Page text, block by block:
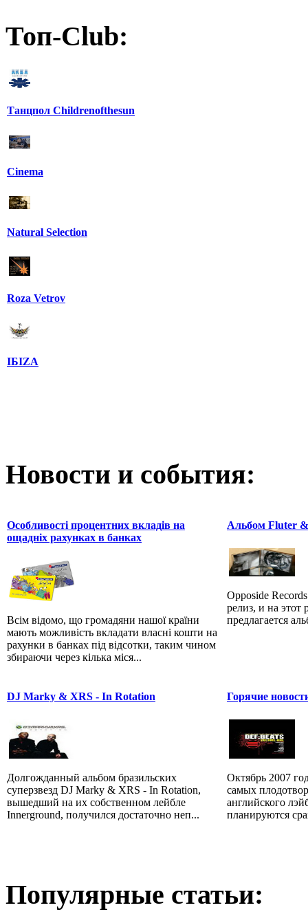
Топ-Club:
Танцпол Childrenofthesun
Cinema
Natural Selection
Roza Vetrov
IБIZA
Новости и события:
Особливості процентних вкладів на
ощадніх рахунках в банках
Всім відомо, що громадяни нашої країни
мають можливість вкладати власні кошти на
рахунки в банках під відсотки, таким чином
збираючи через кілька міся...
Альбом Fluter
Opposide
релиз, и на этот
предлагается
DJ Marky & XRS - In Rotation
Долгожданный альбом бразильских
суперзвезд DJ Marky & XRS - In Rotation,
вышедший на их собственном лейбле
Innerground, получился достаточно неп...
Горячие
Октябрь 2007
самых
английского
планируются
Популярные статьи: